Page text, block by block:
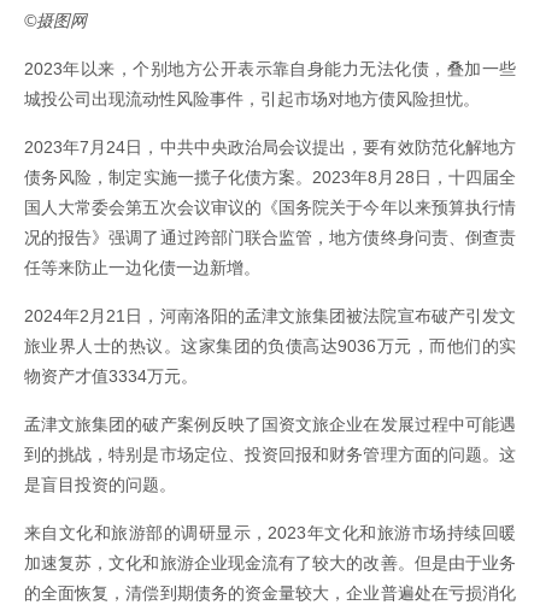
©摄图网
2023年以来，个别地方公开表示靠自身能力无法化债，叠加一些
城投公司出现流动性风险事件，引起市场对地方债风险担忧。
2023年7月24日，中共中央政治局会议提出，要有效防范化解地方
债务风险，制定实施一揽子化债方案。2023年8月28日，十四届全
国人大常委会第五次会议审议的《国务院关于今年以来预算执行情
况的报告》强调了通过跨部门联合监管，地方债终身问责、倒查责
任等来防止一边化债一边新增。
2024年2月21日，河南洛阳的孟津文旅集团被法院宣布破产引发文
旅业界人士的热议。这家集团的负债高达9036万元，而他们的实
物资产才值3334万元。
孟津文旅集团的破产案例反映了国资文旅企业在发展过程中可能遇
到的挑战，特别是市场定位、投资回报和财务管理方面的问题。这
是盲目投资的问题。
来自文化和旅游部的调研显示，2023年文化和旅游市场持续回暖
加速复苏，文化和旅游企业现金流有了较大的改善。但是由于业务
的全面恢复，清偿到期债务的资金量较大，企业普遍处在亏损消化